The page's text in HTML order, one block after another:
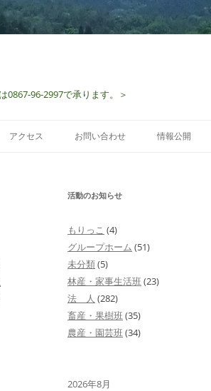
96-2997で承ります。＞
アクセス お問い合わせ 情報公開
活動のお知らせ
もりっこ (4)
グループホーム (51)
未分類(5)
林産・家事生活班(23)
法 人 (282)
畜産・果樹班(35)
農産・園芸班(34)
2026年8月